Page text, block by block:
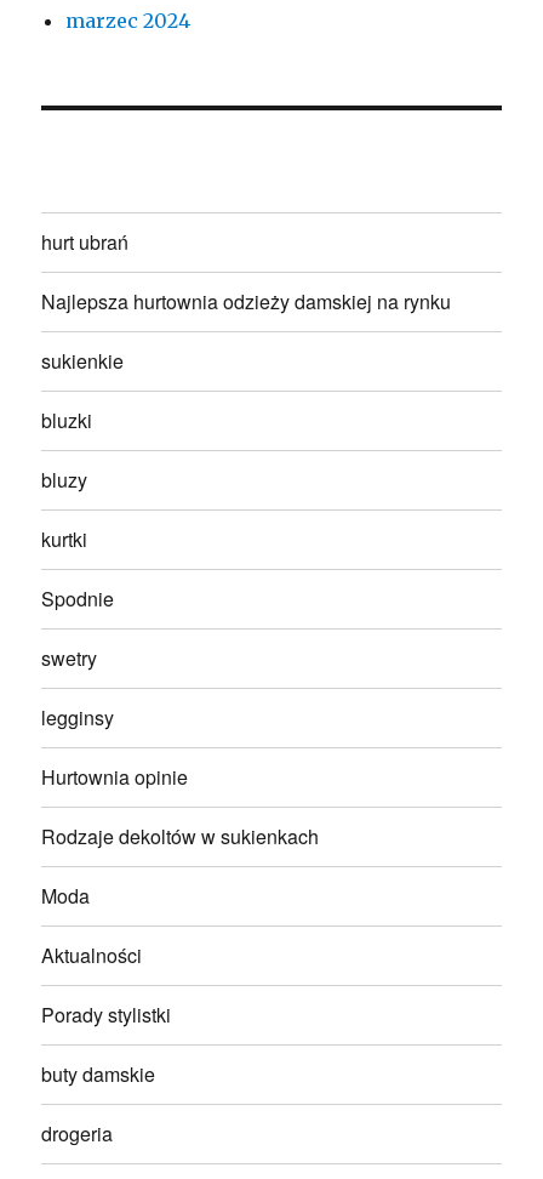
marzec 2024
hurt ubrań
Najlepsza hurtownia odzieży damskiej na rynku
sukienkie
bluzki
bluzy
kurtki
Spodnie
swetry
legginsy
Hurtownia opinie
Rodzaje dekoltów w sukienkach
Moda
Aktualności
Porady stylistki
buty damskie
drogeria